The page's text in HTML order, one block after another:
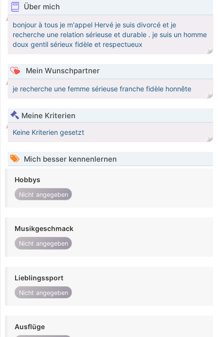
Über mich
bonjour à tous je m'appel Hervé je suis divorcé et je
recherche une relation sérieuse et durable . je suis un homme
doux gentil sérieux fidèle et respectueux
Mein Wunschpartner
je recherche une femme sérieuse franche fidèle honnête
Meine Kriterien
Keine Kriterien gesetzt
Mich besser kennenlernen
Hobbys
Nicht angegeben
Musikgeschmack
Nicht angegeben
Lieblingssport
Nicht angegeben
Ausflüge